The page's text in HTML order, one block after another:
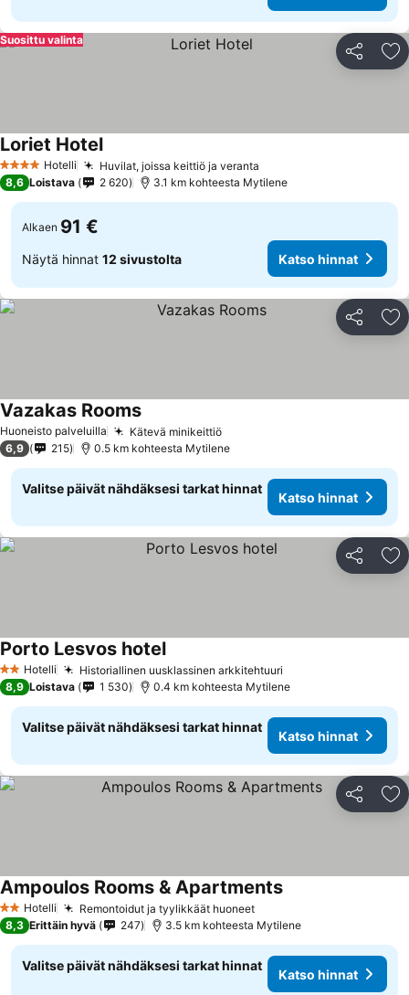
Jaa
Suosittu valinta
4 Tähtiluokitus
Hotelli Huvilat, joissa keittiö ja veranta
Loriet HotelKatso hinnat
8,6 Loistava 2 620 3.1 km kohteesta Mytilene
Alkaen 91 €
Näytä hinnat 12 sivustolta Katso hinnat
Jaa
Huoneisto palveluilla Kätevä minikeittiöKatso hinnat
Vazakas RoomsKatso hinnat
6,9 215 0.5 km kohteesta Mytilene
Valitse päivät nähdäksesi tarkat hinnat
Katso hinnat
Jaa
2 Tähtiluokitus
Hotelli Historiallinen uusklassinen arkkitehtuuri
Porto Lesvos hotelKatso hinnat
8,9 Loistava 1 530 0.4 km kohteesta Mytilene
Valitse päivät nähdäksesi tarkat hinnat
Katso hinnat
Jaa
2 Tähtiluokitus
Hotelli Remontoidut ja tyylikkäät huoneetKatso hinnat
Ampoulos Rooms & ApartmentsKatso hinnat
8,3 Erittäin hyvä 247 3.5 km kohteesta Mytilene
Valitse päivät nähdäksesi tarkat hinnat
Katso hinnat